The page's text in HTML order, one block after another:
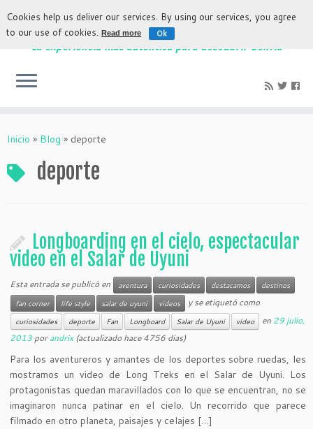
La experiencia más auténtica para descubrir Bolivia
Inicio » Blog » deporte
deporte
Longboarding en el cielo, espectacular
video en el Salar de Uyuni
Esta entrada se publicó en aventura curiosidades destacamos
destinos
fan corner
life style salar de uyuni videos y se etiquetó como
curiosidades deporte Fan Longboard Salar de Uyuni video en 29 julio,
2013 porandrix(actualizado hace 4756 dias)
Para los aventureros y amantes de los deportes sobre ruedas, les
mostramos un video de Long Treks en el Salar de Uyuni. Los
protagonistas quedan maravillados con lo que se encuentran, no se
imaginaron nunca patinar en el cielo. Un recorrido que parece
filmado en otro planeta, paisajes y celajes […]
Cookies help us deliver our services. By using our services, you agree
to our use of cookies.Read more Ok